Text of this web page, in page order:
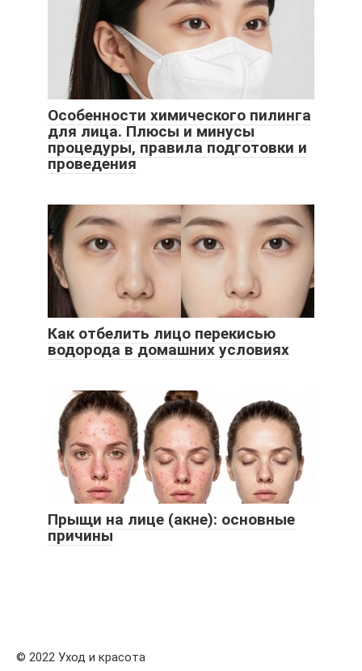
Особенности химического пилинга
для лица. Плюсы и минусы
процедуры, правила подготовки и
проведения
Как отбелить лицо перекисью
водорода в домашних условиях
Прыщи на лице (акне): основные
причины
© 2022 Уход и красота